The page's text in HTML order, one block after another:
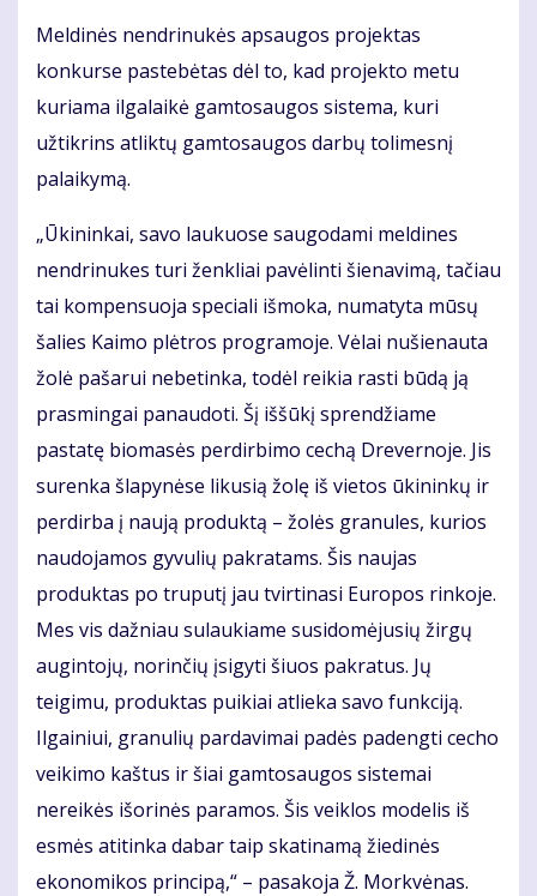
Meldinės nendrinukės apsaugos projektas
konkurse pastebėtas dėl to, kad projekto metu
kuriama ilgalaikė gamtosaugos sistema, kuri
užtikrins atliktų gamtosaugos darbų tolimesnį
palaikymą.
„Ūkininkai, savo laukuose saugodami meldines
nendrinukes turi ženkliai pavėlinti šienavimą, tačiau
tai kompensuoja speciali išmoka, numatyta mūsų
šalies Kaimo plėtros programoje. Vėlai nušienauta
žolė pašarui nebetinka, todėl reikia rasti būdą ją
prasmingai panaudoti. Šį iššūkį sprendžiame
pastatę biomasės perdirbimo cechą Drevernoje. Jis
surenka šlapynėse likusią žolę iš vietos ūkininkų ir
perdirba į naują produktą – žolės granules, kurios
naudojamos gyvulių pakratams. Šis naujas
produktas po truputį jau tvirtinasi Europos rinkoje.
Mes vis dažniau sulaukiame susidomėjusių žirgų
augintojų, norinčių įsigyti šiuos pakratus. Jų
teigimu, produktas puikiai atlieka savo funkciją.
Ilgainiui, granulių pardavimai padės padengti cecho
veikimo kaštus ir šiai gamtosaugos sistemai
nereikės išorinės paramos. Šis veiklos modelis iš
esmės atitinka dabar taip skatinamą žiedinės
ekonomikos principą,“ – pasakoja Ž. Morkvėnas.